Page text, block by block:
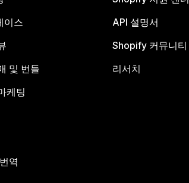
이스
및 번들
케팅
역
API 설명서
Shopify 커뮤니티
리서치